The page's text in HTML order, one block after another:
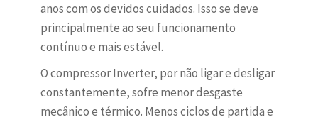
anos com os devidos cuidados. Isso se deve
principalmente ao seu funcionamento
contínuo e mais estável.
O compressor Inverter, por não ligar e desligar
constantemente, sofre menor desgaste
mecânico e térmico. Menos ciclos de partida e